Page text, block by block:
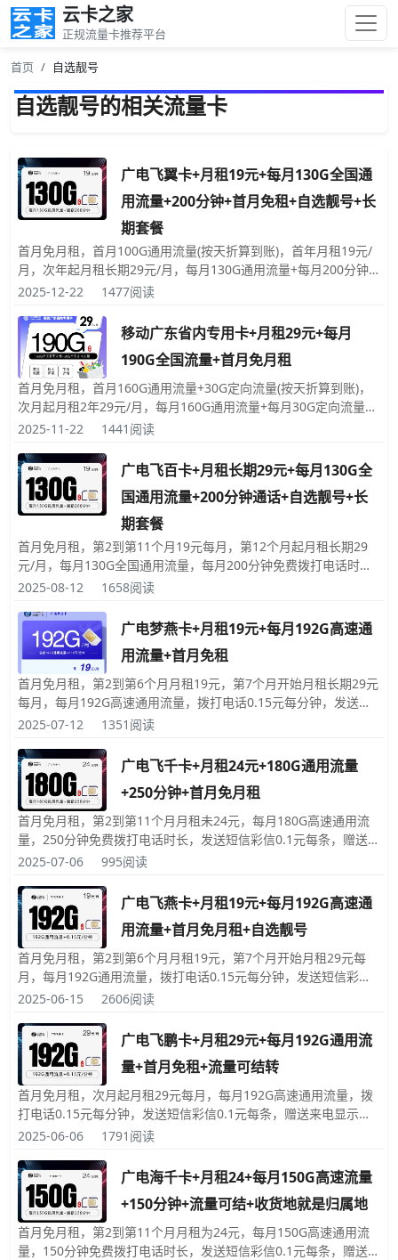
云卡之家
正规流量卡推荐平台
首页 自选靓号
自选靓号的相关流量卡
广电飞翼卡+月租19元+每月130G全国通
用流量+200分钟+首月免租+自选靓号+长
期套餐
首月免月租，首月100G通用流量(按天折算到账)，首年月租19元/
月，次年起月租长期29元/月，每月130G通用流量+每月200分钟
免费拨打电话时长，发送短信彩信0.1元/条，赠送来电显示；申请
小哥当面为您激活(可与快递预约激活时间)；激活后必须在快递那
里或前往专属渠道一次性充值200元话费，否则无法参与优惠活
动。
2025-12-22 1477阅读
移动广东省内专用卡+月租29元+每月
190G全国流量+首月免月租
首月免月租，首月160G通用流量+30G定向流量(按天折算到账)，
次月起月租2年29元/月，每月160G通用流量+每月30G定向流量，
拨打电话0.19元/分钟，发送短信彩信0.1元/条，赠送来电显示；申
小哥当面为您激活(可与快递预约激活时间)；激活后必须一次性充
值100元。
2025-11-22 1441阅读
广电飞百卡+月租长期29元+每月130G全
国通用流量+200分钟通话+自选靓号+长
期套餐
首月免月租，第2到第11个月19元每月，第12个月起月租长期29
元/月，每月130G全国通用流量，每月200分钟免费拨打电话时
长，发送短信彩信0.1元每条，赠送来电显示，领卡前可以自选靓
2025-08-12 1658阅读
广电梦燕卡+月租19元+每月192G高速通
用流量+首月免租
首月免月租，第2到第6个月月租19元，第7个月开始月租长期29元
每月，每月192G高速通用流量，拨打电话0.15元每分钟，发送短
信彩信0.15元每条，赠送来电显示，领卡前可以自选靓号，收货地
2025-07-12 1351阅读
广电飞千卡+月租24元+180G通用流量
+250分钟+首月免月租
首月免月租，第2到第11个月月租未24元，每月180G高速通用流
量，250分钟免费拨打电话时长，发送短信彩信0.1元每条，赠送来
电显示，领卡前可自选靓号，收货地就是归属地，此卡激活时必须
2025-07-06 995阅读
广电飞燕卡+月租19元+每月192G高速通
用流量+首月免月租+自选靓号
首月免月租，第2到第6个月月租19元，第7个月开始月租29元每
月，每月192G通用流量，拨打电话0.15元每分钟，发送短信彩信
0.1元每条，赠送来电显示，领卡时可自选靓号，收货地就是归属
2025-06-15 2606阅读
广电飞鹏卡+月租29元+每月192G通用流
量+首月免租+流量可结转
首月免月租，次月起月租29元每月，每月192G高速通用流量，拨
打电话0.15元每分钟，发送短信彩信0.1元每条，赠送来电显示，
领卡可自选靓号，收货地就是归属地，激活时必须要充值100元话
2025-06-06 1791阅读
广电海千卡+月租24+每月150G高速流量
+150分钟+流量可结+收货地就是归属地
首月免月租，第2到第11个月月租为24元，每月150G高速通用流
量，150分钟免费拨打电话时长，发送短信彩信0.1元每条，赠送来